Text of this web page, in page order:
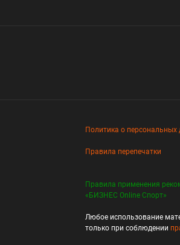
Политика о персональных
Правила перепечатки
Правила применения
«БИЗНЕС Online Спорт»
Любое использование
только при соблюдении